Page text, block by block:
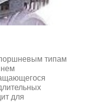
типам
для